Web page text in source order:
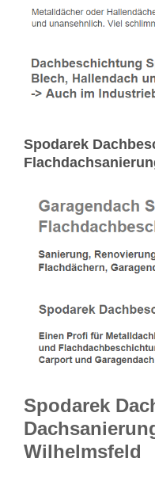
Spodarek
Spodarek
Wilhelmsfeld